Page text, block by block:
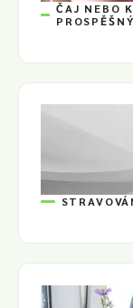
ČAJ NEBO